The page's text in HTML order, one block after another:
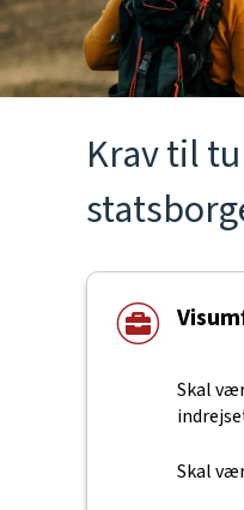
Krav til
Skal
Skal